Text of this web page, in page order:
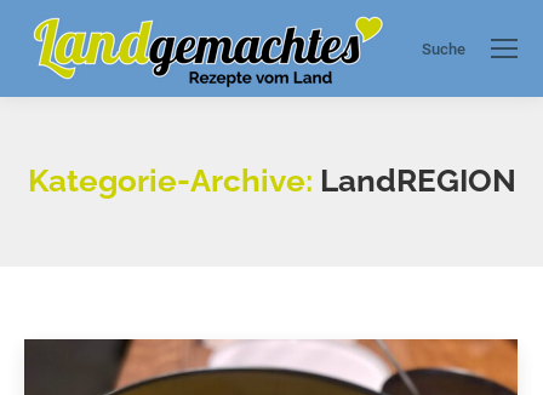
Search:
Suche
Kategorie-Archive: LandREGION